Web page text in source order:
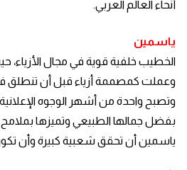
أنحاء العالم العربي.
ياسمين
الخطيب خلفية قوية في مجال الأزياء،
وعملت كمصممة أزياء قبل أن تنطلق
وتصبح واحدة من أشهر الوجوه
بفضل جمالها الطبيعي وتميزها
ياسمين أن تحقق شعبية كبيرة وأن